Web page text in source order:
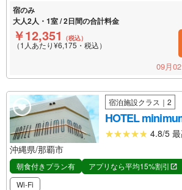
宿のみ
大人2人・1室 / 2日間の合計料金
￥12,351 （税込）
（1人あたり¥6,175・税込）
09月
宿泊施設クラス｜2
HOTEL
4.8/5
沖縄県/那覇市
朝食付きプラン有 アプリなら平均15%割引
Wi-Fi